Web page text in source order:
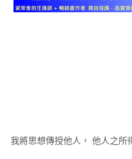
我將思想傳授他人， 他人之所